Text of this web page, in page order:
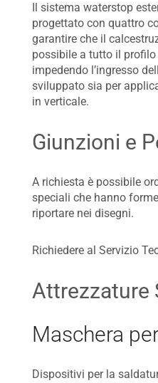
Il sistema waterstop
progettato con quattro
garantire che il
possibile a tutto il
impedendo l’ingresso
sviluppato sia per
in verticale.
Giunzioni e
A richiesta è possibile
speciali che hanno
riportare nei disegni.
Richiedere al Servizio
Attrezzature
Maschera
Dispositivi per la